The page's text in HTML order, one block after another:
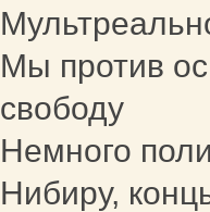
Мы против
свободу
Немного
Нибиру,